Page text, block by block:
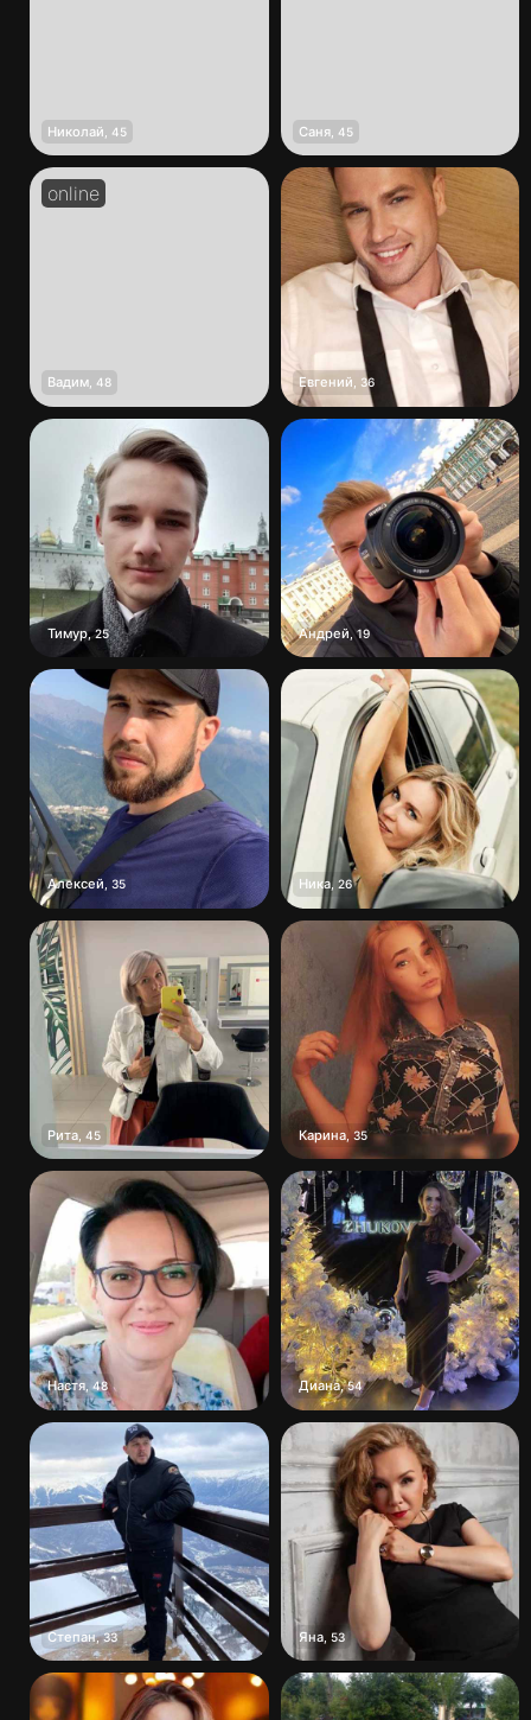
Николай 45 Саня, 45
Вадим 48 Евгений 36
Тимур,25 Андрей,19
Алексей 35 Ника, 26
Рита 45 Карина,35
Настя 48 Диана,54
Степан,33 Яна, 53